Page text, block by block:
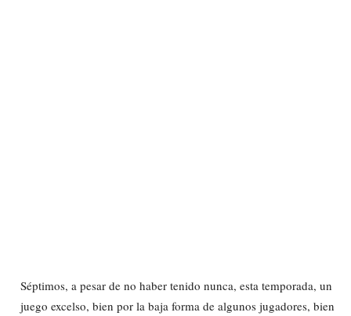
Séptimos, a pesar de no haber tenido nunca, esta temporada, un
juego excelso, bien por la baja forma de algunos jugadores, bien